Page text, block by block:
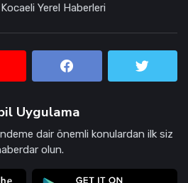
Yerel Haberleri
Uygulama
dair önemli konulardan ilk siz
olun.